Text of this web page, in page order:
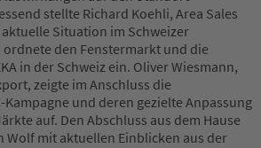
stellte Richard Koehli, Area Sales
Situation im Schweizer
den Fenstermarkt und die
in der Schweiz ein. Oliver Wiesmann,
zeigte im Anschluss die
und deren gezielte Anpassung
auf. Den Abschluss aus dem Hause
Wolf mit aktuellen Einblicken aus der